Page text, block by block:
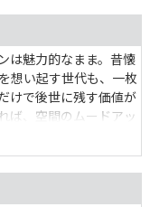
は魅力的なまま。昔懐
想い起す世代も、一枚
けで後世に残す価値が
ば、空間のムードアッ